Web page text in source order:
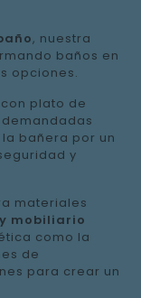
, nuestra
baños en
opciones.
plato de
la bañera por un
y
materiales
mobiliario
como la
de
para crear un